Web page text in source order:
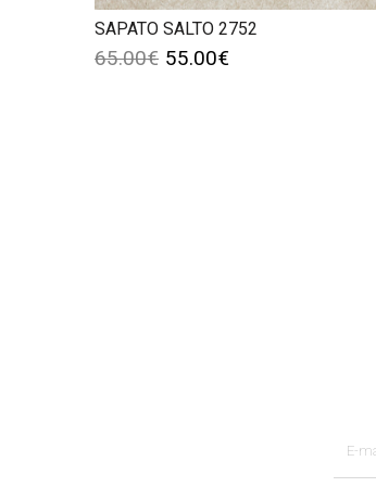
SAPATO SALTO 2752
65.00€ 55.00€